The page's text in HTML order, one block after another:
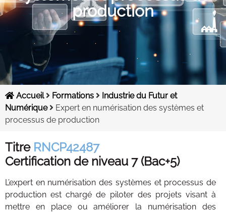
Contacts
production
Accueil Formations
Industrie du Futur et
Numérique
Expert en numérisation des systèmes et
processus de production
Titre RNCP42487
Certification de niveau 7 (Bac+5)
L’expert en numérisation des systèmes et processus de
production est chargé de piloter des projets visant à
mettre en place ou améliorer la numérisation des